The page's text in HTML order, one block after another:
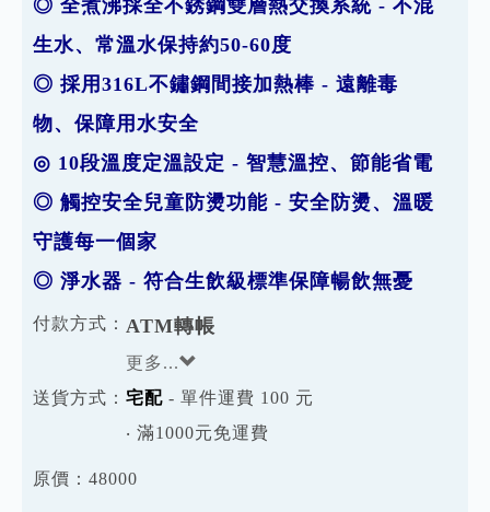
◎ 全煮沸採全不銹鋼雙層熱交換系統 - 不混
生水、常溫水保持約50-60度
◎ 採用316L不鏽鋼間接加熱棒 - 遠離毒
物、保障用水安全
◎ 10段溫度定溫設定 - 智慧溫控、節能省電
◎ 觸控安全兒童防燙功能 - 安全防燙、溫暖
守護每一個家
◎ 淨水器 - 符合生飲級標準保障暢飲無憂
付款方式： ATM轉帳
更多...
送貨方式： 宅配 - 單件運費 100 元
‧ 滿1000元免運費
原價： 48000